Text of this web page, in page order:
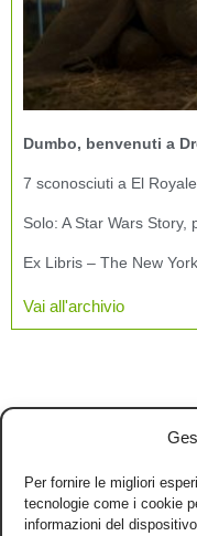
Per fornire le migliori
tecnologie come i cookie
informazioni del
Dumbo, benvenuti a
7 sconosciuti a El
Solo: A Star Wars Story,
Ex Libris – The New
Vai all'archivio